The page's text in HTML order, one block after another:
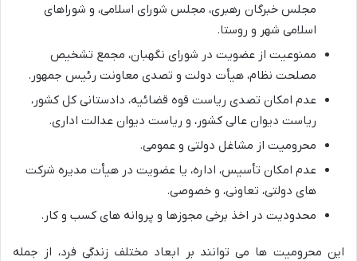
مجلس خبرگان رهبری، مجلس شورای اسلامی، و شوراهای
اسلامی شهر و روستا.
ممنوعیت از عضویت در شورای نگهبان، مجمع تشخیص
مصلحت نظام، هیأت دولت و تصدی معاونت رئیس جمهور.
عدم امکان تصدی ریاست قوه قضائیه، دادستانی کل کشور،
ریاست دیوان عالی کشور، و ریاست دیوان عدالت اداری.
محرومیت از مشاغل دولتی و عمومی.
عدم امکان تأسیس، اداره، یا عضویت در هیأت مدیره شرکت
های دولتی، تعاونی، و خصوصی.
محدودیت در اخذ برخی مجوزها و پروانه های کسب و کار.
این محرومیت ها می توانند بر ابعاد مختلف زندگی فرد، از جمله